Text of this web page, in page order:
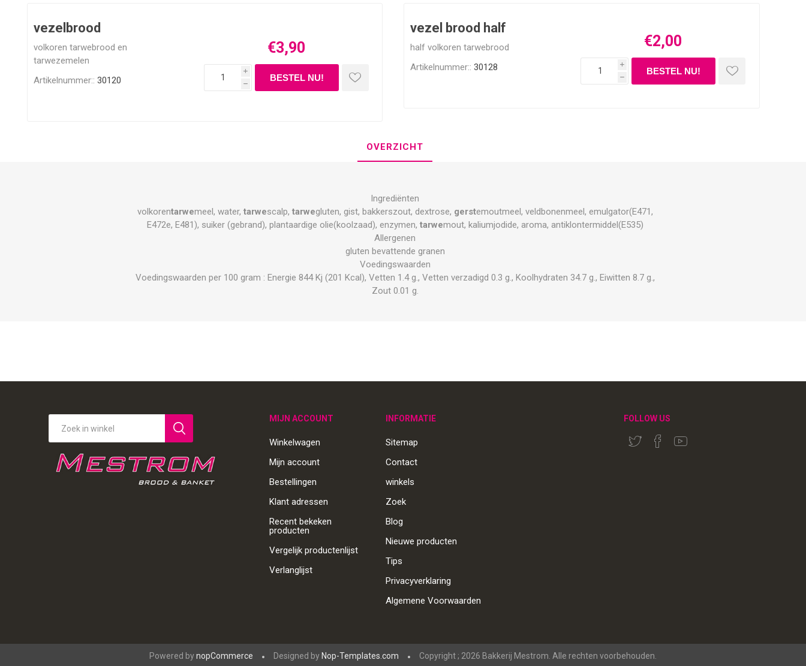
vezelbrood
volkoren tarwebrood en
tarwezemelen
Artikelnummer:: 30120
€3,90
i
h
vezel brood half
half volkoren tarwebrood
Artikelnummer:: 30128
€2,00
i
h
OVERZICHT
Ingrediënten
volkorentarwemeel, water, tarwescalp, tarwegluten, gist, bakkerszout, dextrose, gerstemoutmeel, veldbonenmeel, emulgator(E471,
E472e, E481), suiker (gebrand), plantaardige olie(koolzaad), enzymen, tarwemout, kaliumjodide, aroma, antiklontermiddel(E535)
Allergenen
gluten bevattende granen
Voedingswaarden
Voedingswaarden per 100 gram : Energie 844 Kj (201 Kcal), Vetten 1.4 g., Vetten verzadigd 0.3 g., Koolhydraten 34.7 g., Eiwitten 8.7 g.,
Zout 0.01 g.
MIJN ACCOUNT
Winkelwagen
Mijn account
Bestellingen
Klant adressen
Recent bekeken
producten
Vergelijk productenlijst
Verlanglijst
INFORMATIE
Sitemap
Contact
winkels
Zoek
Blog
Nieuwe producten
Tips
Privacyverklaring
Algemene Voorwaarden
FOLLOW US
Powered bynopCommerce Designed by Nop-Templates.com Copyright ; 2026 Bakkerij Mestrom. Alle rechten voorbehouden.